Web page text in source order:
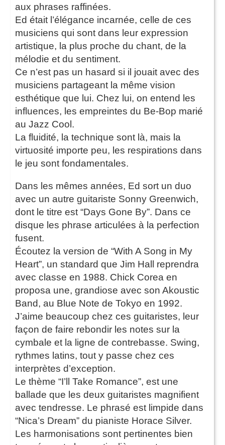
aux phrases raffinées.
Ed était l’élégance incarnée, celle de ces
musiciens qui sont dans leur expression
artistique, la plus proche du chant, de la
mélodie et du sentiment.
Ce n’est pas un hasard si il jouait avec des
musiciens partageant la même vision
esthétique que lui. Chez lui, on entend les
influences, les empreintes du Be-Bop marié
au Jazz Cool.
La fluidité, la technique sont là, mais la
virtuosité importe peu, les respirations dans
le jeu sont fondamentales.
Dans les mêmes années, Ed sort un duo
avec un autre guitariste Sonny Greenwich,
dont le titre est “Days Gone By”. Dans ce
disque les phrase articulées à la perfection
fusent.
Écoutez la version de “With A Song in My
Heart”, un standard que Jim Hall reprendra
avec classe en 1988. Chick Corea en
proposa une, grandiose avec son Akoustic
Band, au Blue Note de Tokyo en 1992.
J’aime beaucoup chez ces guitaristes, leur
façon de faire rebondir les notes sur la
cymbale et la ligne de contrebasse. Swing,
rythmes latins, tout y passe chez ces
interprètes d’exception.
Le thème “I’ll Take Romance”, est une
ballade que les deux guitaristes magnifient
avec tendresse. Le phrasé est limpide dans
“Nica’s Dream” du pianiste Horace Silver.
Les harmonisations sont pertinentes bien